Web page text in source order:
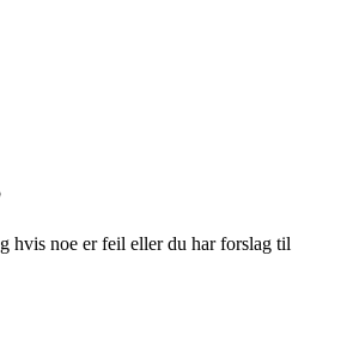
hvis noe er feil eller du har forslag til